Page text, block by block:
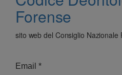
Forense
sito web del Consiglio Nazionale
Email *